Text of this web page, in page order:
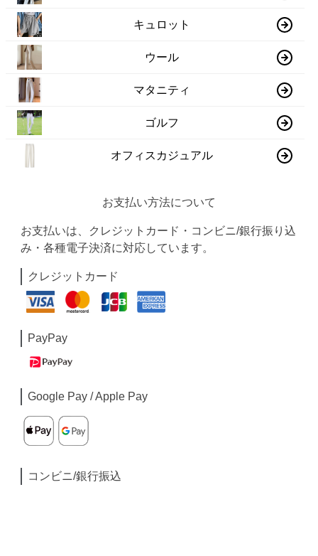
キュロット
ウール
マタニティ
ゴルフ
オフィスカジュアル
お支払い方法について
お支払いは、クレジットカード・コンビニ/銀行振り込
み・各種電子決済に対応しています。
クレジットカード
PayPay
Google Pay / Apple Pay
コンビニ/銀行振込